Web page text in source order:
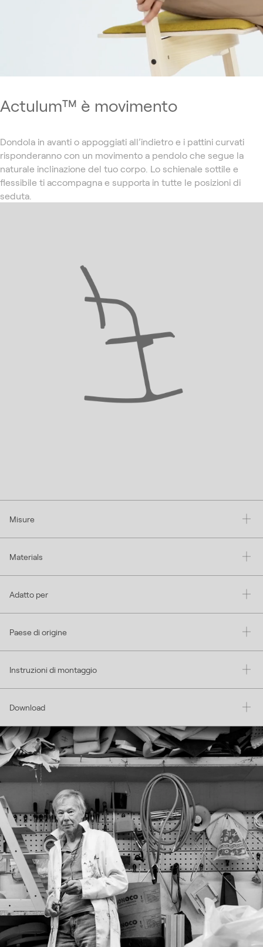
Actulum™ è movimento
Dondola in avanti o appoggiati all’indietro e i pattini curvati
risponderanno con un movimento a pendolo che segue la
naturale inclinazione del tuo corpo. Lo schienale sottile e
flessibile ti accompagna e supporta in tutte le posizioni di
seduta.
Misure
Materials
Adatto per
Paese di origine
Instruzioni di montaggio
Download